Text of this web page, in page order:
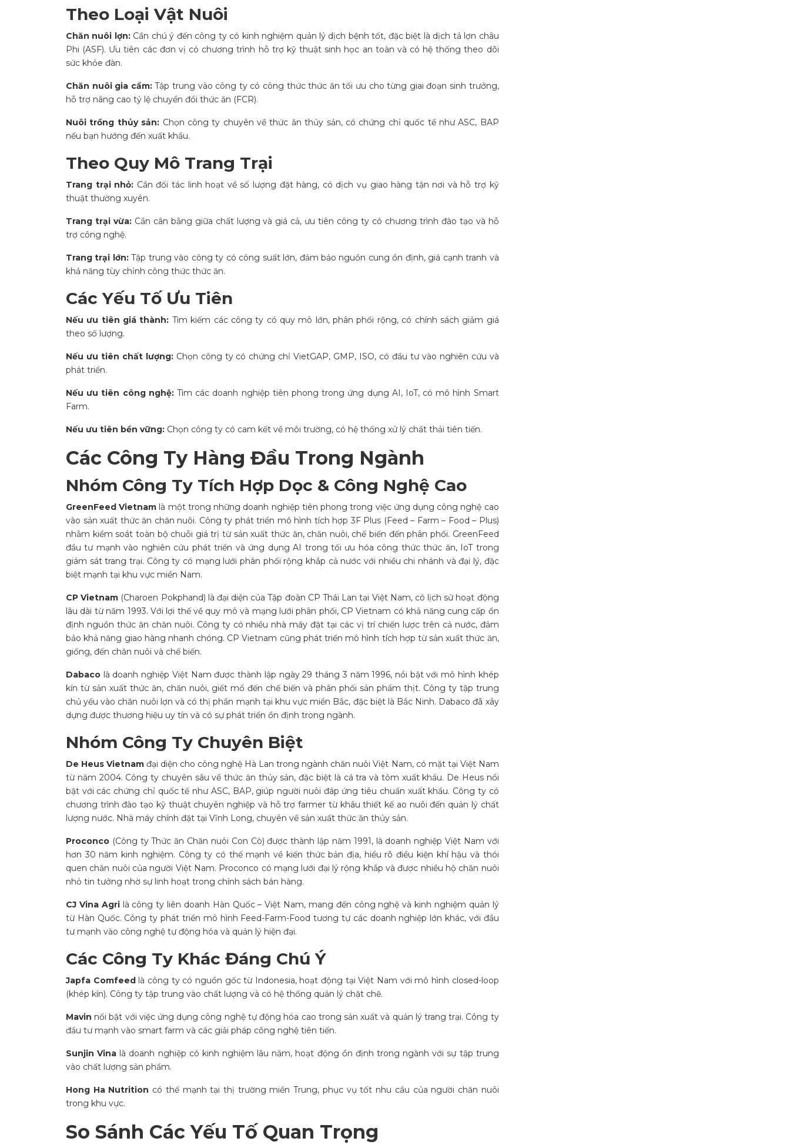
Theo Loại Vật Nuôi
Chăn nuôi lợn:Cần chú ý đến công ty có kinh nghiệm quản lý dịch bệnh tốt, đặc biệt là dịch tả lợn châu
Phi (ASF). Ưu tiên các đơn vị có chương trình hỗ trợ kỹ thuật sinh học an toàn và có hệ thống theo dõi
sức khỏe đàn.
Chăn nuôi gia cầm:Tập trung vào công ty có công thức thức ăn tối ưu cho từng giai đoạn sinh trưởng,
hỗ trợ nâng cao tỷ lệ chuyển đổi thức ăn (FCR).
Nuôi trồng thủy sản: Chọn công ty chuyên về thức ăn thủy sản, có chứng chỉ quốc tế như ASC, BAP
nếu bạn hướng đến xuất khẩu.
Theo Quy Mô Trang Trại
Trang trại nhỏ: Cần đối tác linh hoạt về số lượng đặt hàng, có dịch vụ giao hàng tận nơi và hỗ trợ kỹ
thuật thường xuyên.
Trang trại vừa:Cần cân bằng giữa chất lượng và giá cả, ưu tiên công ty có chương trình đào tạo và hỗ
trợ công nghệ.
Trang trại lớn:Tập trung vào công ty có công suất lớn, đảm bảo nguồn cung ổn định, giá cạnh tranh và
khả năng tùy chỉnh công thức thức ăn.
Các Yếu Tố Ưu Tiên
Nếu ưu tiên giá thành: Tìm kiếm các công ty có quy mô lớn, phân phối rộng, có chính sách giảm giá
theo số lượng.
Nếu ưu tiên chất lượng:Chọn công ty có chứng chỉ VietGAP, GMP, ISO, có đầu tư vào nghiên cứu và
phát triển.
Nếu ưu tiên công nghệ:Tìm các doanh nghiệp tiên phong trong ứng dụng AI, IoT, có mô hình Smart
Farm.
Nếu ưu tiên bền vững: Chọn công ty có cam kết về môi trường, có hệ thống xử lý chất thải tiên tiến.
Các Công Ty Hàng Đầu Trong Ngành
Nhóm Công Ty Tích Hợp Dọc & Công Nghệ Cao
GreenFeed Vietnam là một trong những doanh nghiệp tiên phong trong việc ứng dụng công nghệ cao
vào sản xuất thức ăn chăn nuôi. Công ty phát triển mô hình tích hợp 3F Plus (Feed – Farm – Food – Plus)
nhằm kiểm soát toàn bộ chuỗi giá trị từ sản xuất thức ăn, chăn nuôi, chế biến đến phân phối. GreenFeed
đầu tư mạnh vào nghiên cứu phát triển và ứng dụng AI trong tối ưu hóa công thức thức ăn, IoT trong
giám sát trang trại. Công ty có mạng lưới phân phối rộng khắp cả nước với nhiều chi nhánh và đại lý, đặc
biệt mạnh tại khu vực miền Nam.
CP Vietnam (Charoen Pokphand) là đại diện của Tập đoàn CP Thái Lan tại Việt Nam, có lịch sử hoạt động
lâu dài từ năm 1993. Với lợi thế về quy mô và mạng lưới phân phối, CP Vietnam có khả năng cung cấp ổn
định nguồn thức ăn chăn nuôi. Công ty có nhiều nhà máy đặt tại các vị trí chiến lược trên cả nước, đảm
bảo khả năng giao hàng nhanh chóng. CP Vietnam cũng phát triển mô hình tích hợp từ sản xuất thức ăn,
giống, đến chăn nuôi và chế biến.
Dabaco là doanh nghiệp Việt Nam được thành lập ngày 29 tháng 3 năm 1996, nổi bật với mô hình khép
kín từ sản xuất thức ăn, chăn nuôi, giết mổ đến chế biến và phân phối sản phẩm thịt. Công ty tập trung
chủ yếu vào chăn nuôi lợn và có thị phần mạnh tại khu vực miền Bắc, đặc biệt là Bắc Ninh. Dabaco đã xây
dựng được thương hiệu uy tín và có sự phát triển ổn định trong ngành.
Nhóm Công Ty Chuyên Biệt
De Heus Vietnam đại diện cho công nghệ Hà Lan trong ngành chăn nuôi Việt Nam, có mặt tại Việt Nam
từ năm 2004. Công ty chuyên sâu về thức ăn thủy sản, đặc biệt là cá tra và tôm xuất khẩu. De Heus nổi
bật với các chứng chỉ quốc tế như ASC, BAP, giúp người nuôi đáp ứng tiêu chuẩn xuất khẩu. Công ty có
chương trình đào tạo kỹ thuật chuyên nghiệp và hỗ trợ farmer từ khâu thiết kế ao nuôi đến quản lý chất
lượng nước. Nhà máy chính đặt tại Vĩnh Long, chuyên về sản xuất thức ăn thủy sản.
Proconco (Công ty Thức ăn Chăn nuôi Con Cò) được thành lập năm 1991, là doanh nghiệp Việt Nam với
hơn 30 năm kinh nghiệm. Công ty có thế mạnh về kiến thức bản địa, hiểu rõ điều kiện khí hậu và thói
quen chăn nuôi của người Việt Nam. Proconco có mạng lưới đại lý rộng khắp và được nhiều hộ chăn nuôi
nhỏ tin tưởng nhờ sự linh hoạt trong chính sách bán hàng.
CJ Vina Agrilà công ty liên doanh Hàn Quốc – Việt Nam, mang đến công nghệ và kinh nghiệm quản lý
từ Hàn Quốc. Công ty phát triển mô hình Feed-Farm-Food tương tự các doanh nghiệp lớn khác, với đầu
tư mạnh vào công nghệ tự động hóa và quản lý hiện đại.
Các Công Ty Khác Đáng Chú Ý
Japfa Comfeedlà công ty có nguồn gốc từ Indonesia, hoạt động tại Việt Nam với mô hình closed-loop
(khép kín). Công ty tập trung vào chất lượng và có hệ thống quản lý chặt chẽ.
Mavin nổi bật với việc ứng dụng công nghệ tự động hóa cao trong sản xuất và quản lý trang trại. Công ty
đầu tư mạnh vào smart farm và các giải pháp công nghệ tiên tiến.
Sunjin Vina là doanh nghiệp có kinh nghiệm lâu năm, hoạt động ổn định trong ngành với sự tập trung
vào chất lượng sản phẩm.
Hong Ha Nutrition có thế mạnh tại thị trường miền Trung, phục vụ tốt nhu cầu của người chăn nuôi
trong khu vực.
So Sánh Các Yếu Tố Quan Trọng